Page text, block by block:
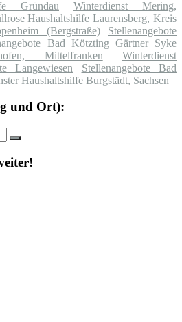
Gründau
Winterdienst Mering,
Haushaltshilfe Laurensberg, Kreis
(Bergstraße)
Stellenangebote
Bad Kötzting Gärtner Syke
Mittelfranken
Winterdienst
Langewiesen
Stellenangebote Bad
Haushaltshilfe Burgstädt, Sachsen
und Ort):
Suchen